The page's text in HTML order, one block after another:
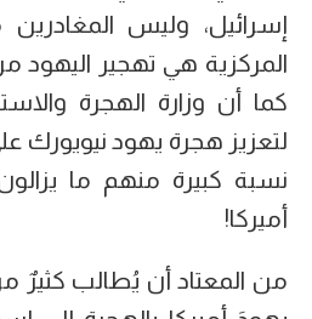
إسرائيل، وليس
المركزية هي تهجير اليهود
كما أن وزارة الهجرة
لتعزيز هجرة يهود نيويورك
نسبة كبيرة منهم ما
أميركا!
من المعتاد أن يُطالب كثيرٌ